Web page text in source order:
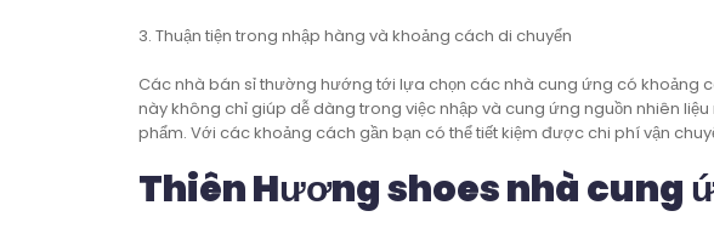
3. Thuận tiện trong nhập hàng và khoảng cách di chuyển
Các nhà bán sỉ thường hướng tới lựa chọn các nhà cung ứng có khoảng
này không chỉ giúp dễ dàng trong việc nhập và cung ứng nguồn nhiên
phẩm. Với các khoảng cách gần bạn có thể tiết kiệm được chi phí vận
Thiên Hương shoes nhà cung